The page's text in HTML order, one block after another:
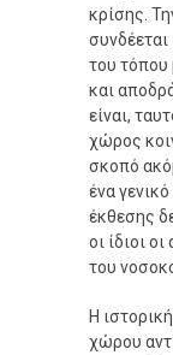
κρίσης.
του τόπου
και
είναι,
χώρος
σκοπό
ένα
έκθεσης
οι ίδιοι
του
Η
χώρου